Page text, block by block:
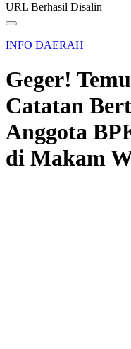
URL Berhasil Disalin
INFO DAERAH
Geger!
Catatan
Anggota
di Makam